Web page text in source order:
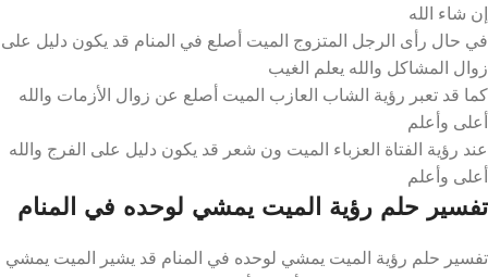
إن شاء الله
في حال رأى الرجل المتزوج الميت أصلع في المنام قد يكون دليل على
زوال المشاكل والله يعلم الغيب
كما قد تعبر رؤية الشاب العازب الميت أصلع عن زوال الأزمات والله
أعلى وأعلم
عند رؤية الفتاة العزباء الميت ون شعر قد يكون دليل على الفرج والله
أعلى وأعلم
تفسير حلم رؤية الميت يمشي لوحده في المنام
تفسير حلم رؤية الميت يمشي لوحده في المنام قد يشير الميت يمشي